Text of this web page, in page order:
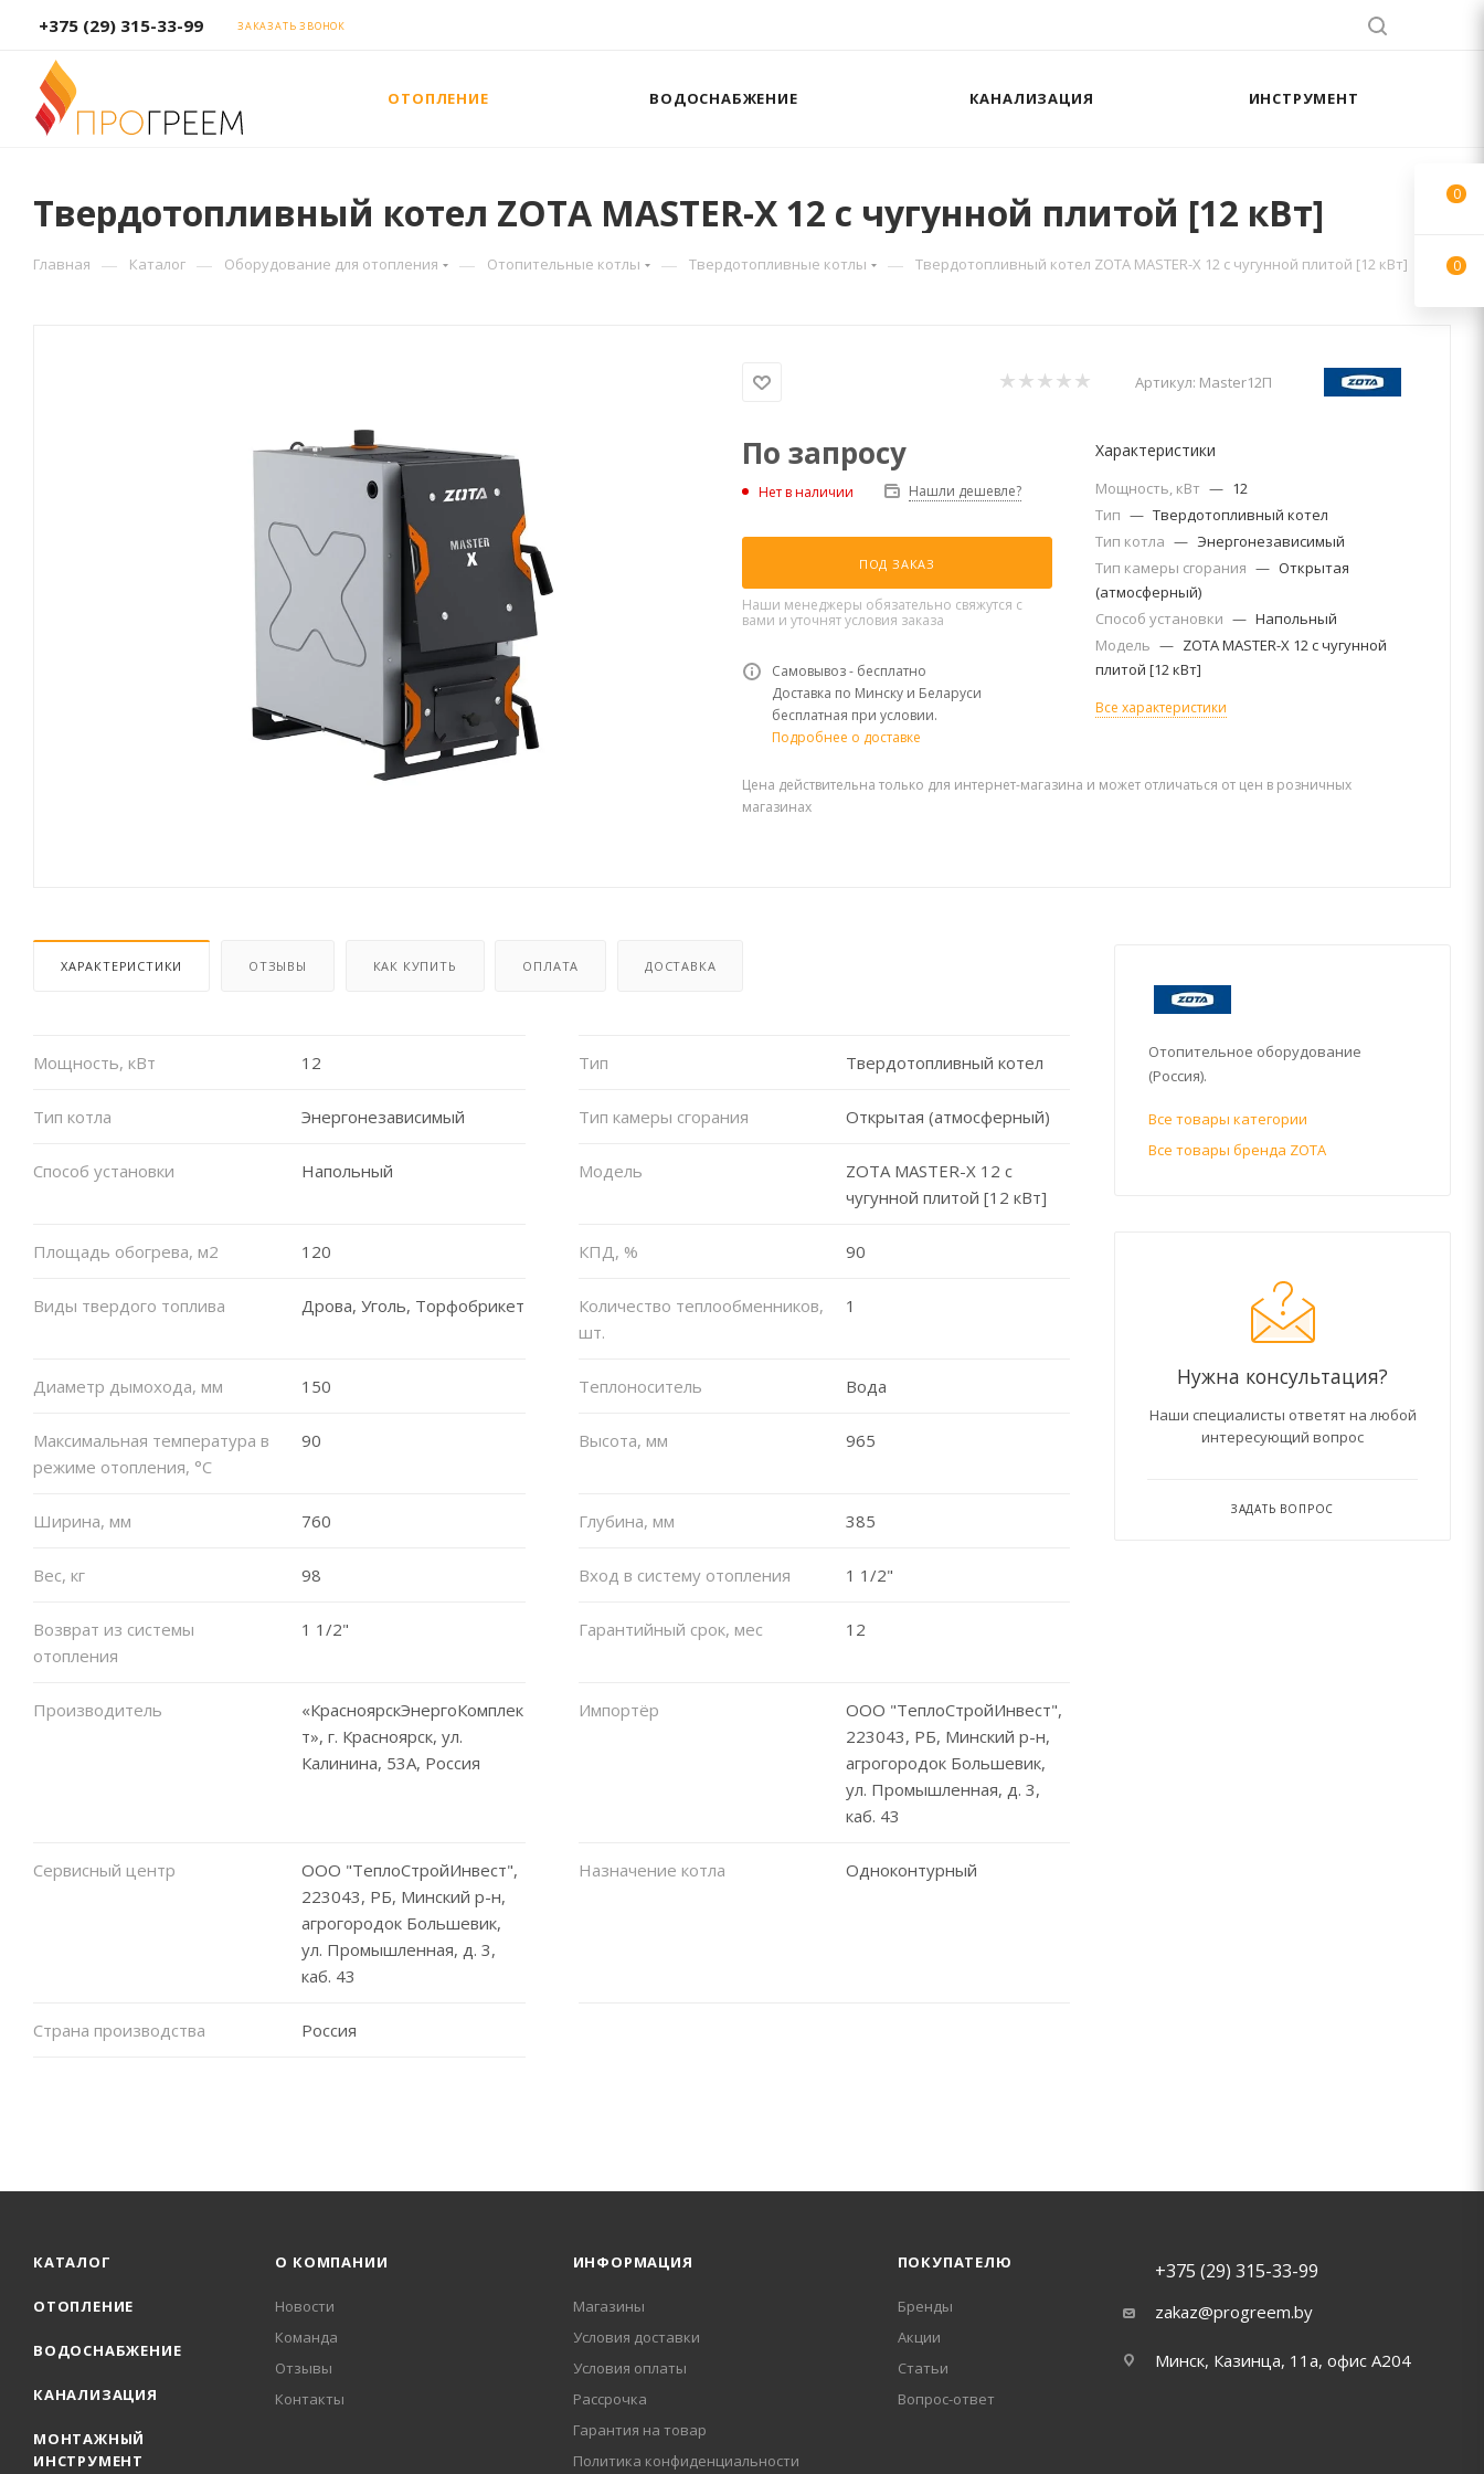
+375 (29) 315-33-99 ЗАКАЗАТЬ ЗВОНОК
ОТОПЛЕНИЕ ВОДОСНАБЖЕНИЕ КАНАЛИЗАЦИЯ ИНСТРУМЕНТ
Твердотопливный котел ZOTA MASTER-X 12 с чугунной плитой [12 кВт]
Главная — Каталог — Оборудование для отопления — Отопительные котлы — Твердотопливные котлы — Твердотопливный котел ZOTA MASTER-X 12 с чугунной плитой [12 кВт]
Артикул: Master12П
По запросу
Нет в наличии Нашли дешевле?
ПОД ЗАКАЗ
Наши менеджеры обязательно свяжутся с
вами и уточнят условия заказа
Самовывоз - бесплатно
Доставка по Минску и Беларуси
бесплатная при условии.
Подробнее о доставке
Характеристики
Мощность, кВт — 12
Тип — Твердотопливный котел
Тип котла — Энергонезависимый
Тип камеры сгорания — Открытая
(атмосферный)
Способ установки — Напольный
Модель — ZOTA MASTER-X 12 с чугунной
плитой [12 кВт]
Все характеристики
Цена действительна только для интернет-магазина и может отличаться от цен в розничных
магазинах
ХАРАКТЕРИСТИКИ ОТЗЫВЫ КАК КУПИТЬ ОПЛАТА ДОСТАВКА
Мощность, кВт 12 Тип Твердотопливный котел
Тип котла Энергонезависимый Тип камеры сгорания Открытая (атмосферный)
Способ установки Напольный Модель
ZOTA MASTER-X 12 с
чугунной плитой [12 кВт]
Площадь обогрева, м2 120 КПД, % 90
Виды твердого топлива Дрова, Уголь, Торфобрикет
Количество теплообменников,
шт.
1
Диаметр дымохода, мм 150 Теплоноситель Вода
Максимальная температура в
режиме отопления, °C
90 Высота, мм 965
Ширина, мм 760 Глубина, мм 385
Вес, кг 98 Вход в систему отопления 1 1/2"
Возврат из системы
отопления
1 1/2" Гарантийный срок, мес 12
Производитель
«КрасноярскЭнергоКомплек
т», г. Красноярск, ул.
Калинина, 53A, Россия
Импортёр
ООО "ТеплоСтройИнвест",
223043, РБ, Минский р-н,
агрогородок Большевик,
ул. Промышленная, д. 3,
каб. 43
Сервисный центр
ООО "ТеплоСтройИнвест",
223043, РБ, Минский р-н,
агрогородок Большевик,
ул. Промышленная, д. 3,
каб. 43
Назначение котла Одноконтурный
Страна производства Россия
Отопительное оборудование
(Россия).
Все товары категории
Все товары бренда ZOTA
Нужна консультация?
Наши специалисты ответят на любой
интересующий вопрос
ЗАДАТЬ ВОПРОС
КАТАЛОГ
ОТОПЛЕНИЕ
ВОДОСНАБЖЕНИЕ
КАНАЛИЗАЦИЯ
МОНТАЖНЫЙ
ИНСТРУМЕНТ
О КОМПАНИИ
Новости
Команда
Отзывы
Контакты
ИНФОРМАЦИЯ
Магазины
Условия доставки
Условия оплаты
Рассрочка
Гарантия на товар
Политика конфиденциальности
ПОКУПАТЕЛЮ
Бренды
Акции
Статьи
Вопрос-ответ
+375 (29) 315-33-99
zakaz@progreem.by
Минск, Казинца, 11а, офис А204
0
0